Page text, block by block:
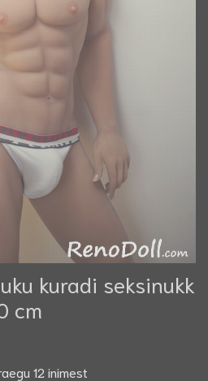
kuradi seksinukk
cm
12 inimest